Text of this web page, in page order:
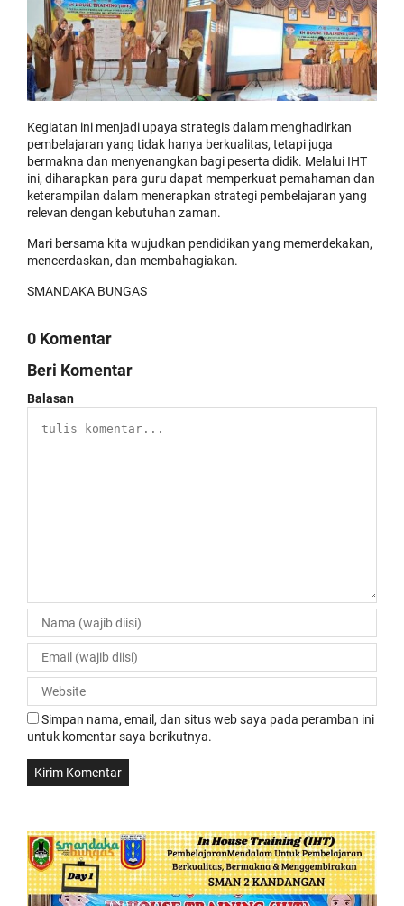
Kegiatan ini menjadi upaya strategis dalam menghadirkan
pembelajaran yang tidak hanya berkualitas, tetapi juga
bermakna dan menyenangkan bagi peserta didik. Melalui IHT
ini, diharapkan para guru dapat memperkuat pemahaman dan
keterampilan dalam menerapkan strategi pembelajaran yang
relevan dengan kebutuhan zaman.
Mari bersama kita wujudkan pendidikan yang memerdekakan,
mencerdaskan, dan membahagiakan.
SMANDAKA BUNGAS
0 Komentar
Beri Komentar
Balasan
Simpan nama, email, dan situs web saya pada peramban ini
untuk komentar saya berikutnya.